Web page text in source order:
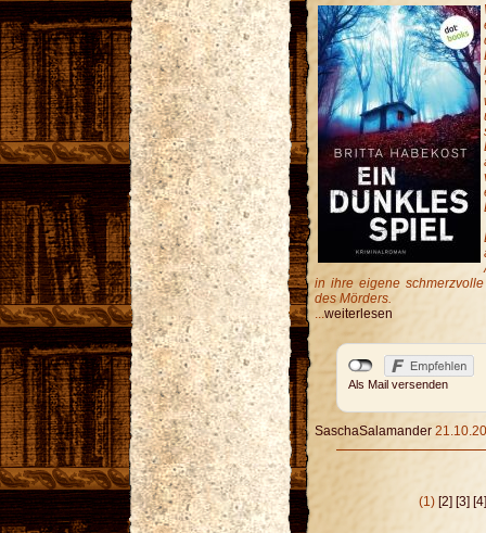
in ihre eigene
des Mörders.
weiterlesen
Als Mail versenden
SaschaSalamander
(1) [2] [3] [4]